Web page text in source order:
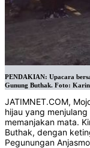
PENDAKIAN: Upacara
Gunung Buthak. Foto:
JATIMNET.COM,
hijau yang
memanjakan mata.
Buthak, dengan
Pegunungan